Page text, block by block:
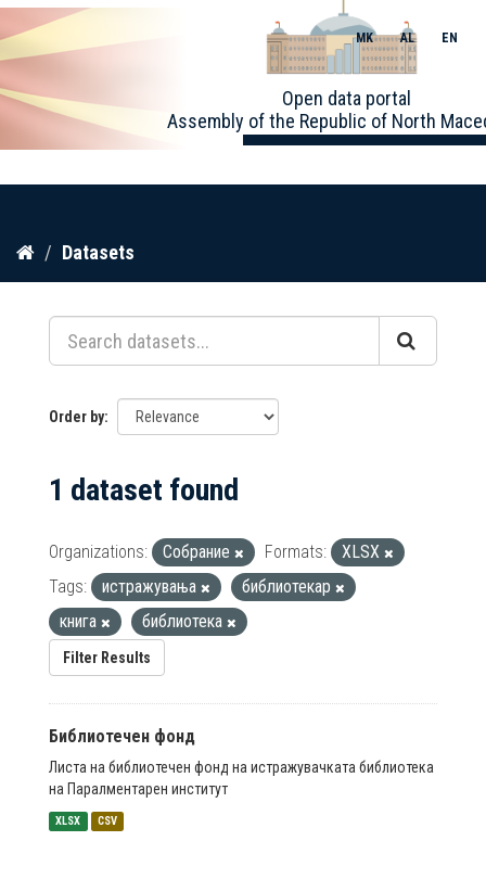
Skip
content
Open data portal
Assembly of the Republic of North
MK AL EN
Datasets
Order by
1 dataset found
Organizations: Собрание Formats:
XLSX
Tags:
истражувања
библиотекар
книга
библиотека
Filter Results
Библиотечен фонд
Листа на библиотечен фонд на истражувачката библиотека
на Паралментарен институт
XLSX CSV